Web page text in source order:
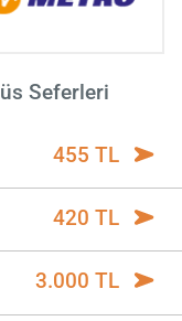
Seferleri
455 TL
420 TL
3.000 TL